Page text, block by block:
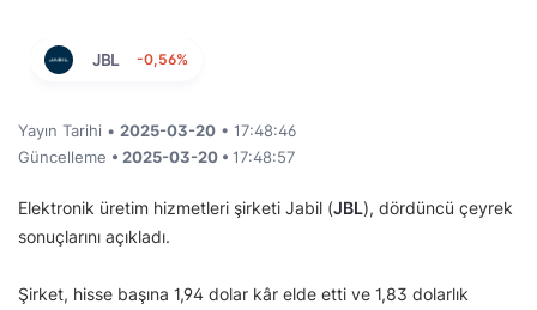
JBL -0,56%
Yayın Tarihi • 2025-03-20 • 17:48:46
Güncelleme • 2025-03-20 • 17:48:57
Elektronik üretim hizmetleri şirketi Jabil (JBL), dördüncü çeyrek
sonuçlarını açıkladı.
Şirket, hisse başına 1,94 dolar kâr elde etti ve 1,83 dolarlık